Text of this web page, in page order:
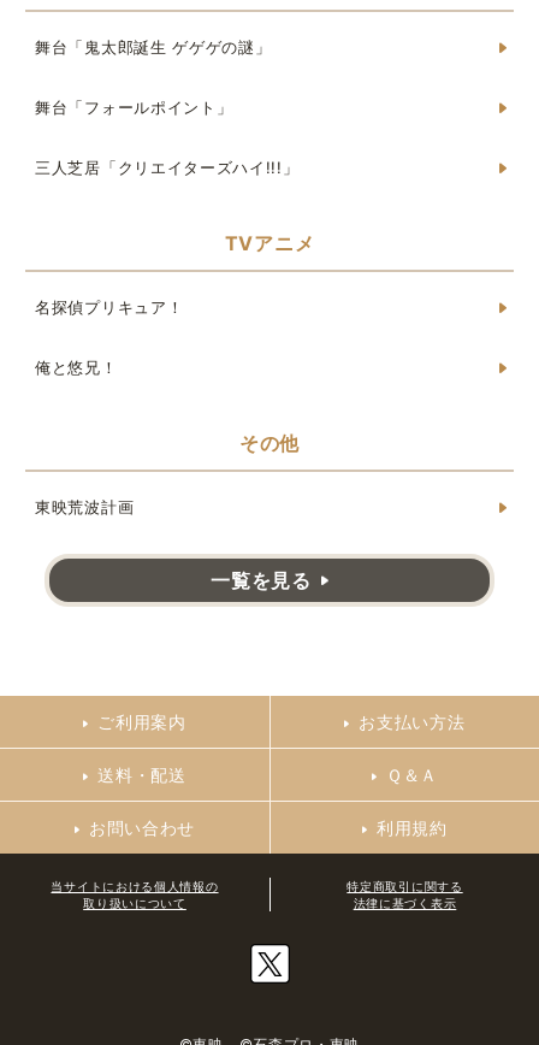
舞台「鬼太郎誕生 ゲゲゲの謎」
舞台「フォールポイント」
三人芝居「クリエイターズハイ!!!」
TVアニメ
名探偵プリキュア！
俺と悠兄！
その他
東映荒波計画
一覧を見る
ご利用案内 お支払い方法
送料・配送 Ｑ＆Ａ
お問い合わせ 利用規約
当サイトにおける個人情報の
取り扱いについて
特定商取引に関する
法律に基づく表示